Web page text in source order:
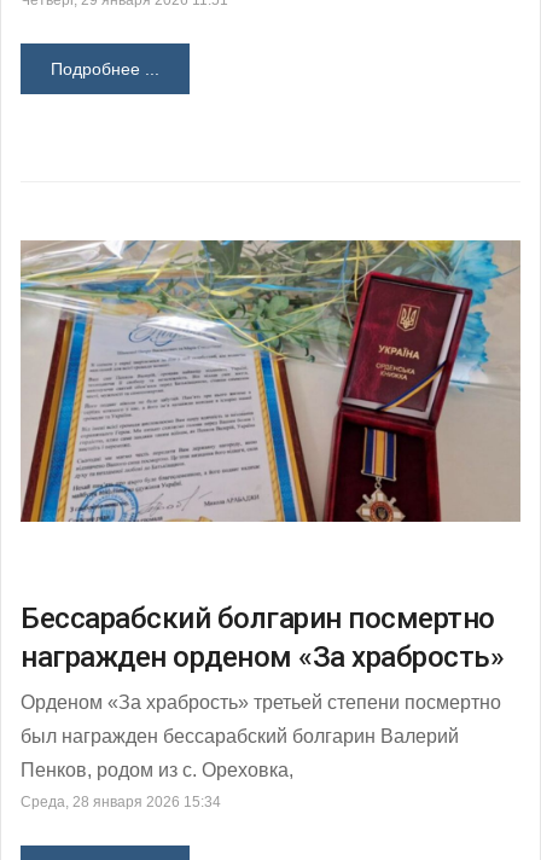
Подробнее ...
Бессарабский болгарин посмертно
награжден орденом «За храбрость»
Орденом «За храбрость» третьей степени посмертно
был награжден бессарабский болгарин Валерий
Пенков, родом из с. Ореховка,
Среда, 28 января 2026 15:34